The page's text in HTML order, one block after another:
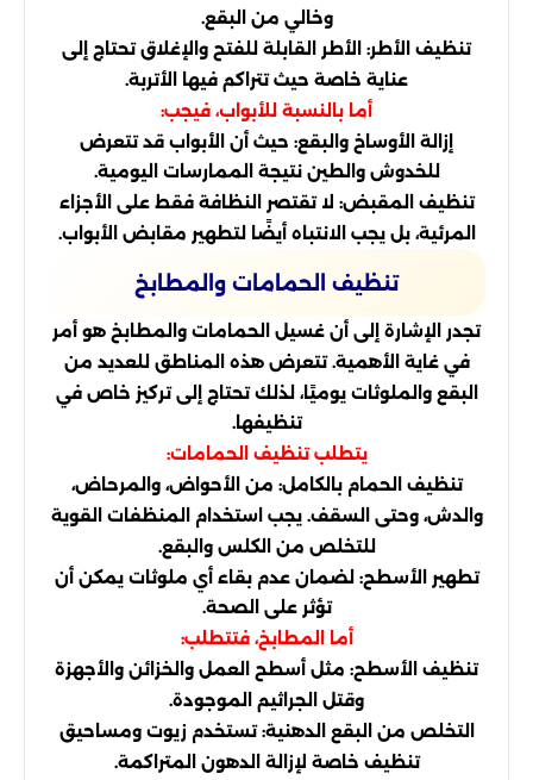
وخالي من البقع.
تنظيف الأطر: الأطر القابلة للفتح والإغلاق تحتاج إلى
عناية خاصة حيث تتراكم فيها الأتربة.
أما بالنسبة للأبواب، فيجب:
إزالة الأوساخ والبقع: حيث أن الأبواب قد تتعرض
للخدوش والطين نتيجة الممارسات اليومية.
تنظيف المقبض: لا تقتصر النظافة فقط على الأجزاء
المرئية، بل يجب الانتباه أيضًا لتطهير مقابض الأبواب.
تنظيف الحمامات والمطابخ
تجدر الإشارة إلى أن غسيل الحمامات والمطابخ هو أمر
في غاية الأهمية. تتعرض هذه المناطق للعديد من
البقع والملوثات يوميًا، لذلك تحتاج إلى تركيز خاص في
تنظيفها.
يتطلب تنظيف الحمامات:
تنظيف الحمام بالكامل: من الأحواض، والمرحاض،
والدش، وحتى السقف. يجب استخدام المنظفات القوية
للتخلص من الكلس والبقع.
تطهير الأسطح: لضمان عدم بقاء أي ملوثات يمكن أن
تؤثر على الصحة.
أما المطابخ، فتتطلب:
تنظيف الأسطح: مثل أسطح العمل والخزائن والأجهزة
وقتل الجراثيم الموجودة.
التخلص من البقع الدهنية: تستخدم زيوت ومساحيق
تنظيف خاصة لإزالة الدهون المتراكمة.